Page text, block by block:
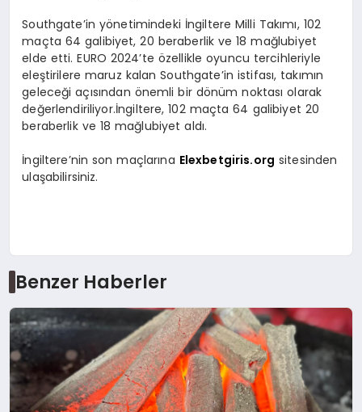
Southgate’in yönetimindeki İngiltere Milli Takımı, 102
maçta 64 galibiyet, 20 beraberlik ve 18 mağlubiyet
elde etti. EURO 2024’te özellikle oyuncu tercihleriyle
eleştirilere maruz kalan Southgate’in istifası, takımın
geleceği açısından önemli bir dönüm noktası olarak
değerlendiriliyor.İngiltere, 102 maçta 64 galibiyet 20
beraberlik ve 18 mağlubiyet aldı.
İngiltere’nin son maçlarına Elexbetgiris.org sitesinden
ulaşabilirsiniz.
Benzer Haberler